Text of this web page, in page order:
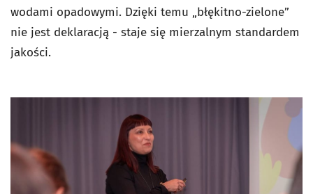
wodami opadowymi. Dzięki temu „błękitno-zielone”
nie jest deklaracją - staje się mierzalnym standardem
jakości.